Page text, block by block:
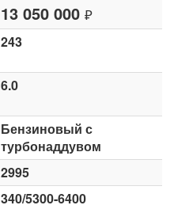
13 050 000 ₽
243
6.0
Бензиновый с
турбонаддувом
2995
340/5300-6400